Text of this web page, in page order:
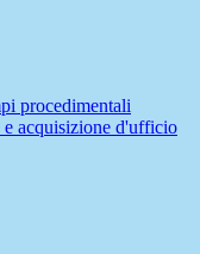
procedimentali
acquisizione d'ufficio